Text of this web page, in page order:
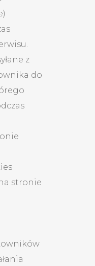
z
do
stronie